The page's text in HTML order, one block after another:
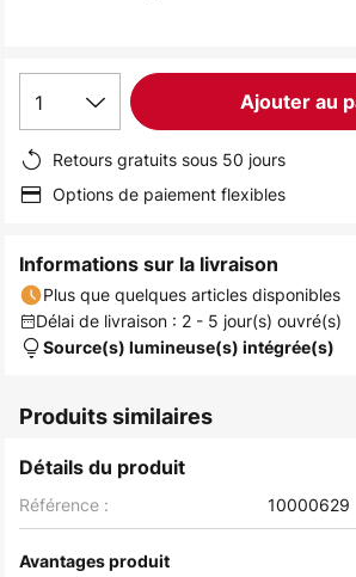
gallery
1 Ajouter au
Retours gratuits sous 50 jours
Options de paiement flexibles
Informations sur la livraison
Plus que quelques articles disponibles
Délai de livraison : 2 - 5 jour(s) ouvré(s)
Source(s) lumineuse(s) intégrée(s)
Produits similaires
Détails du produit
Référence : 10000629
Avantages produit